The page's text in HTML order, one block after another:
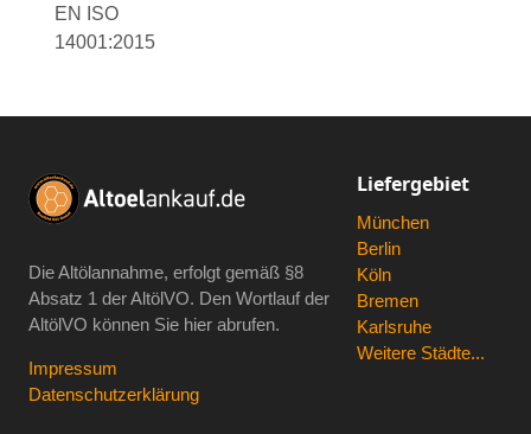
EN ISO
14001:2015
Die Altölannahme, erfolgt gemäß §8
Absatz 1 der AltölVO. Den Wortlauf der
AltölVO können Sie hier abrufen.
Impressum
Datenschutzerklärung
Liefergebiet
München
Berlin
Köln
Bremen
Karlsruhe
Weitere Städte...